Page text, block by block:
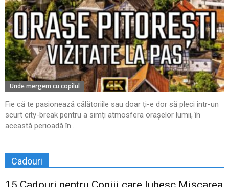
Unde mergem cu copilul
Fie că te pasionează călătoriile sau doar ţi-e dor să pleci într-un
scurt city-break pentru a simţi atmosfera oraşelor lumii, în
această perioadă în...
Cadouri